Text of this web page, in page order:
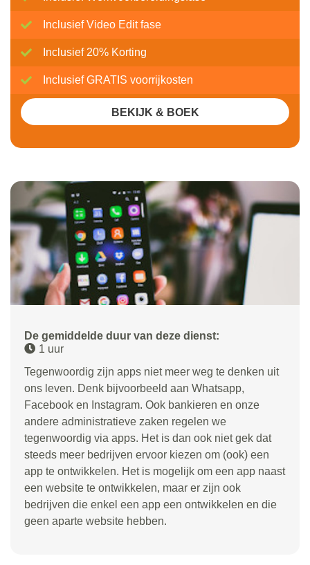
De gemiddelde duur van deze dienst:
1 uur
Tegenwoordig zijn apps niet meer weg te denken uit
ons leven. Denk bijvoorbeeld aan Whatsapp,
Facebook en Instagram. Ook bankieren en onze
andere administratieve zaken regelen we
tegenwoordig via apps. Het is dan ook niet gek dat
steeds meer bedrijven ervoor kiezen om (ook) een
app te ontwikkelen. Het is mogelijk om een app naast
een website te ontwikkelen, maar er zijn ook
bedrijven die enkel een app een ontwikkelen en die
geen aparte website hebben.
Inclusief Video Edit fase
Inclusief 20% Korting
Inclusief GRATIS voorrijkosten
BEKIJK & BOEK